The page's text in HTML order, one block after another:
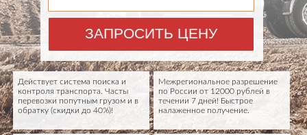
ЗАПРОСИТЬ ЦЕНУ
Межрегиональное разрешение
по России от 12000 рублей в
течении 7 дней! Быстрое
налаженное получение.
Действует система поиска и
контроля транспорта. Часты
перевозки попутным грузом и в
обратку (скидки до 40%)!